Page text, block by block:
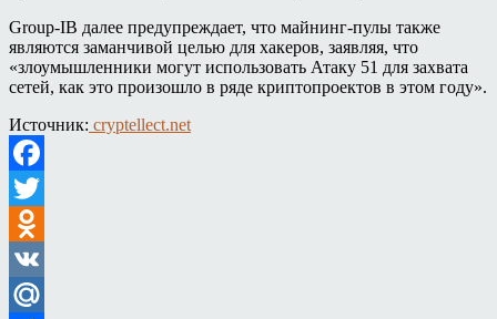
Group-IB далее предупреждает, что майнинг-пулы также
являются заманчивой целью для хакеров, заявляя, что
«злоумышленники могут использовать Атаку 51 для захвата
сетей, как это произошло в ряде криптопроектов в этом году».
Источник: cryptellect.net
Facebook
Twitter
Odnoklassniki
VK